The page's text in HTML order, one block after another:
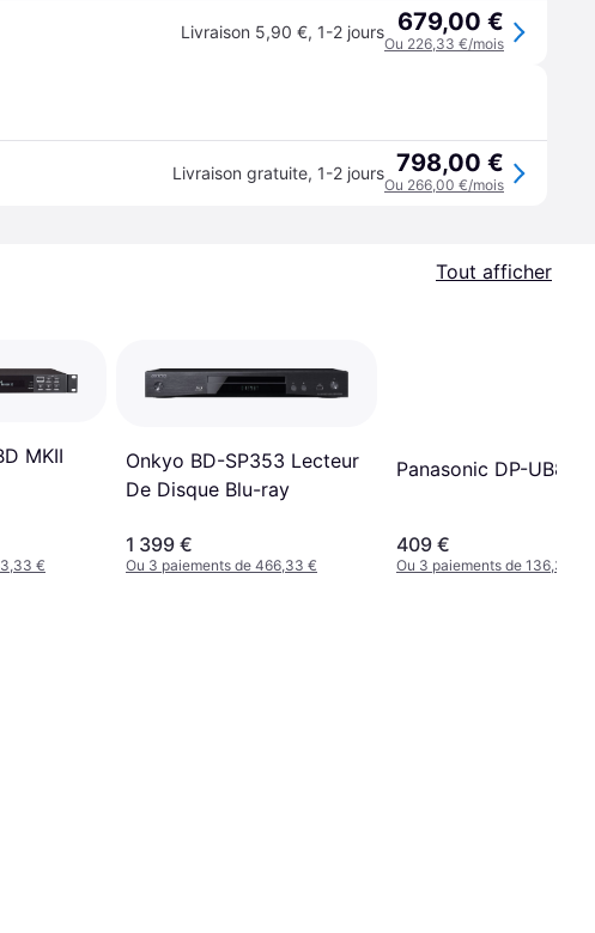
Livraison 5,90 €, 1-2 jours 679,00 €
Ou 226,33 €/mois
Livraison gratuite, 1-2 jours 798,00 €
Ou 266,00 €/mois
Tout afficher
MKII
€
Onkyo BD-SP353 Lecteur
De Disque Blu-ray
1 399 €
Ou 3 paiements de 466,33 €
Panasonic DP-UB820
409 €
Ou 3 paiements de 136,33 €